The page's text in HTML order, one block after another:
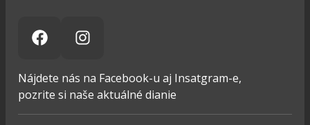
Nájdete nás na Facebook-u aj Insatgram-e,
pozrite si naše aktuálné dianie